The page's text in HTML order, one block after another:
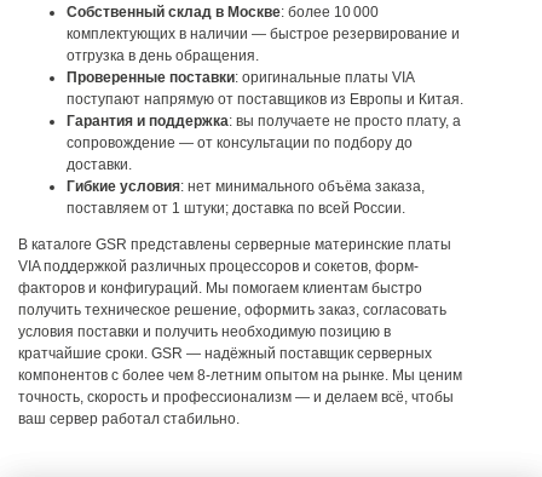
Собственный склад в Москве: более 10 000
комплектующих в наличии — быстрое резервирование и
отгрузка в день обращения.
Проверенные поставки: оригинальные платы VIA
поступают напрямую от поставщиков из Европы и Китая.
Гарантия и поддержка: вы получаете не просто плату, а
сопровождение — от консультации по подбору до
доставки.
Гибкие условия: нет минимального объёма заказа,
поставляем от 1 штуки; доставка по всей России.
В каталоге GSR представлены серверные материнские платы
VIA поддержкой различных процессоров и сокетов, форм-
факторов и конфигураций. Мы помогаем клиентам быстро
получить техническое решение, оформить заказ, согласовать
условия поставки и получить необходимую позицию в
кратчайшие сроки. GSR — надёжный поставщик серверных
компонентов с более чем 8-летним опытом на рынке. Мы ценим
точность, скорость и профессионализм — и делаем всё, чтобы
ваш сервер работал стабильно.